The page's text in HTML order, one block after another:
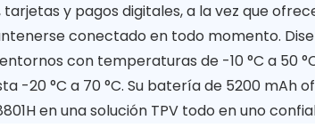
tarjetas y pagos digitales, a la vez que
conectado en todo momento.
con temperaturas de -10 °C a 50
-20 °C a 70 °C. Su batería de 5200 mAh
en una solución TPV todo en uno